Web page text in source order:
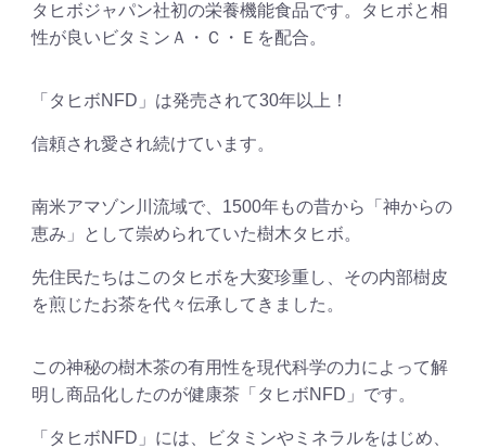
タヒボジャパン社初の栄養機能食品です。タヒボと相
性が良いビタミンＡ・Ｃ・Ｅを配合。
「タヒボNFD」は発売されて30年以上！
信頼され愛され続けています。
南米アマゾン川流域で、1500年もの昔から「神からの
恵み」として崇められていた樹木タヒボ。
先住民たちはこのタヒボを大変珍重し、その内部樹皮
を煎じたお茶を代々伝承してきました。
この神秘の樹木茶の有用性を現代科学の力によって解
明し商品化したのが健康茶「タヒボNFD」です。
「タヒボNFD」には、ビタミンやミネラルをはじめ、